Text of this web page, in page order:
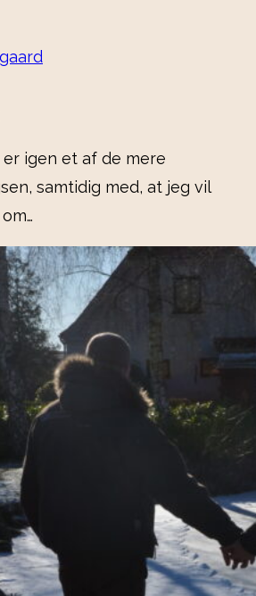
igen et af de mere
samtidig med, at jeg vil